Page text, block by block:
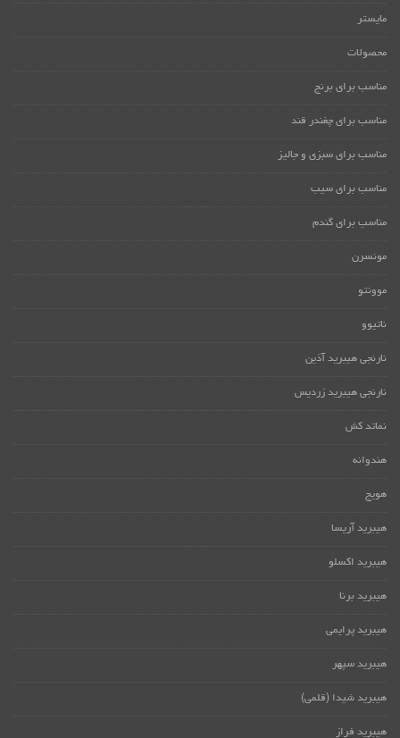
مایستر
محصولات
مناسب برای برنج
مناسب برای چغندر قند
مناسب برای سبزی و جالیز
مناسب برای سیب
مناسب برای گندم
مونسرن
موونتو
ناتیوو
نارنجی هیبرید آذین
نارنجی هیبرید زردیس
نماتد کش
هندوانه
هویج
هیبرید آریسا
هیبرید اکسلو
هیبرید برنا
هیبرید پرایمی
هیبرید سپهر
هیبرید شیدا (قلمی)
هیبرید فراز